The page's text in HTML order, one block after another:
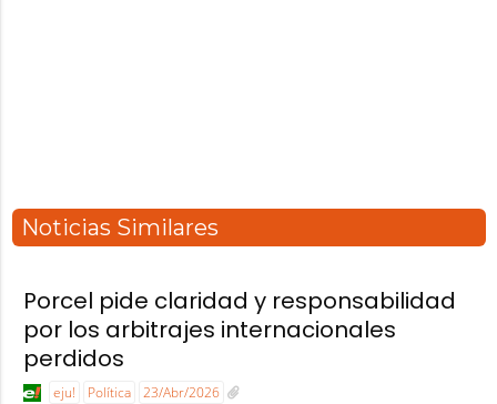
Noticias Similares
Porcel pide claridad y responsabilidad
por los arbitrajes internacionales
perdidos
eju! Política 23/Abr/2026